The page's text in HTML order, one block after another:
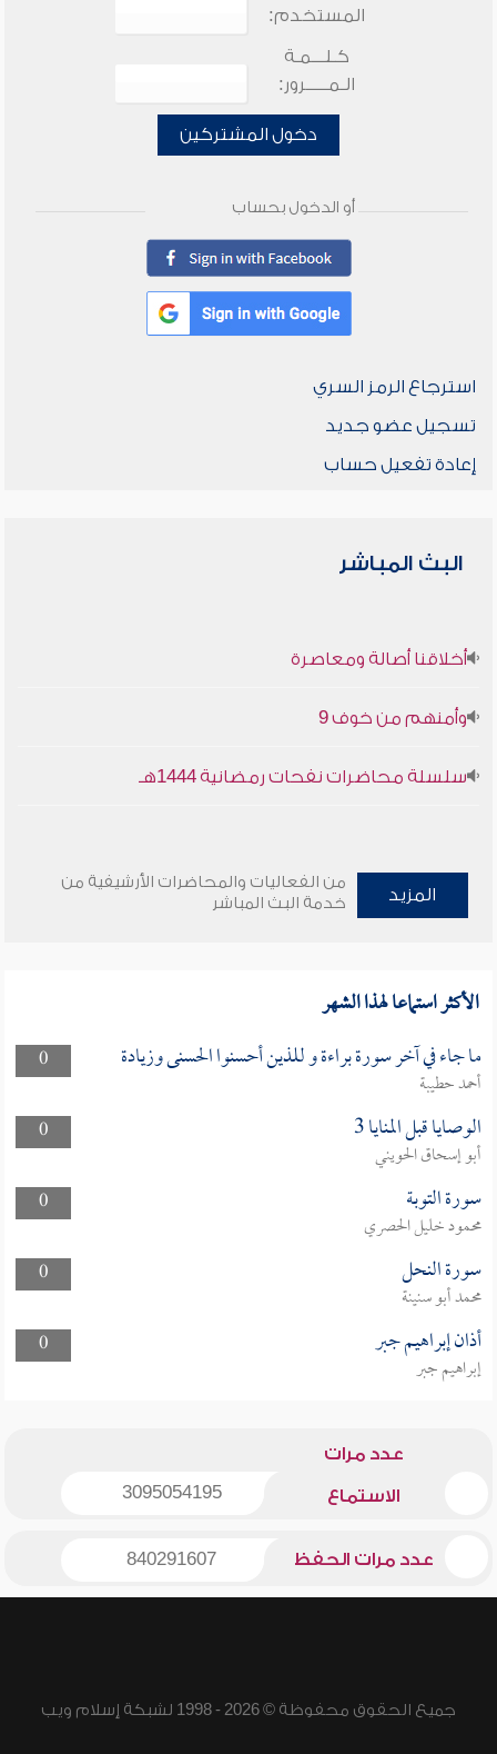
المستخدم:
كـلـــمـة
الـمـــــرور:
دخول المشتركين
أو الدخول بحساب
استرجاع الرمز السري
تسجيل عضو جديد
إعادة تفعيل حساب
البث المباشر
أخلاقنا أصالة ومعاصرة
وأمنهم من خوف 9
سلسلة محاضرات نفحات رمضانية 1444هـ
المزيد
من الفعاليات والمحاضرات الأرشيفية من
خدمة البث المباشر
الأكثر استماعا لهذا الشهر
0 ما جاء في آخر سورة براءة و للذين أحسنوا الحسنى وزيادة
أحمد حطيبة
0
الوصايا قبل المنايا 3
أبو إسحاق الحويني
0
سورة التوبة
محمود خليل الحصري
0
سورة النحل
محمد أبو سنينة
0
أذان إبراهيم جبر
إبراهيم جبر
عدد مرات
الاستماع 3095054195
عدد مرات الحفظ 840291607
جميع الحقوق محفوظة © 2026 - 1998 لشبكة إسلام ويب